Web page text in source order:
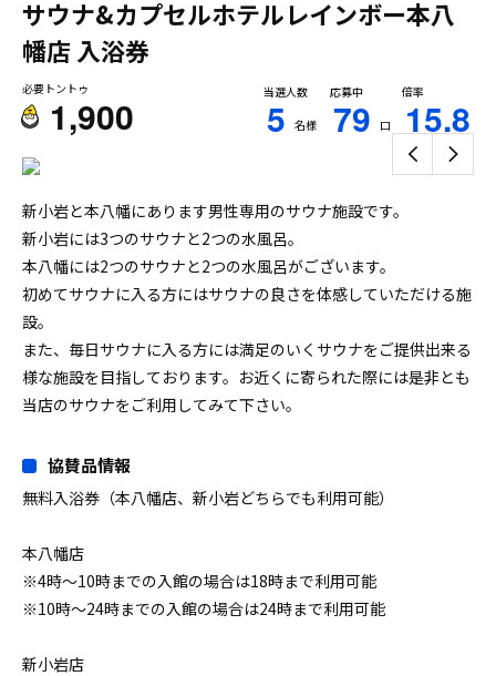
サウナ&カプセルホテルレインボー本八
幡店 入浴券
必要トントゥ
1,900
当選人数
5 名様
応募中
79 口
倍率
15.8
新小岩と本八幡にあります男性専用のサウナ施設です。
新小岩には3つのサウナと2つの水風呂。
本八幡には2つのサウナと2つの水風呂がございます。
初めてサウナに入る方にはサウナの良さを体感していただける施
設。
また、毎日サウナに入る方には満足のいくサウナをご提供出来る
様な施設を目指しております。お近くに寄られた際には是非とも
当店のサウナをご利用してみて下さい。
協賛品情報
無料入浴券（本八幡店、新小岩どちらでも利用可能）
本八幡店
※4時〜10時までの入館の場合は18時まで利用可能
※10時〜24時までの入館の場合は24時まで利用可能
新小岩店